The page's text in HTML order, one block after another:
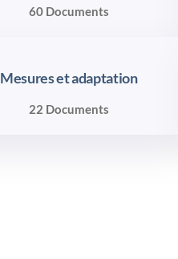
60 Documents
Mesures et adaptation
22 Documents